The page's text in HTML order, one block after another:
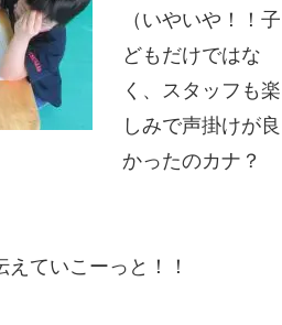
（いやいや！！子
どもだけではな
く、スタッフも楽
しみで声掛けが良
かったのカナ？
ていこーっと！！